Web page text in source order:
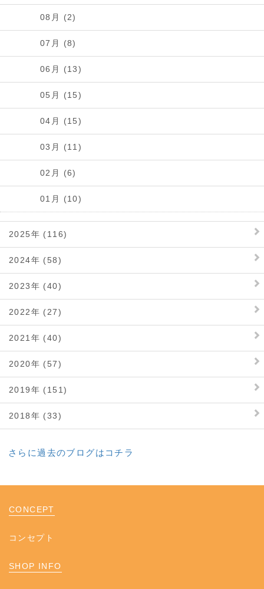
08月 (2)
07月 (8)
06月 (13)
05月 (15)
04月 (15)
03月 (11)
02月 (6)
01月 (10)
2025年 (116)
2024年 (58)
2023年 (40)
2022年 (27)
2021年 (40)
2020年 (57)
2019年 (151)
2018年 (33)
さらに過去のブログはコチラ
CONCEPT
コンセプト
SHOP INFO